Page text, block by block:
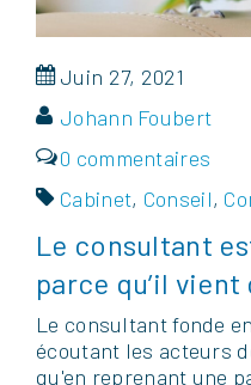
Juin 27, 2021
Johann Foubert
0 commentaires
Cabinet, Conseil,
Le consultant
parce qu’il vient
Le consultant fonde
écoutant les acteurs
qu'en reprenant une